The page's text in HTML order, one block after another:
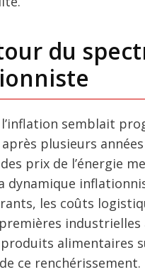
du
semblait
plusieurs
prix de l’énergie
dynamique
les coûts
industrielles
alimentaires
ce renchérissement.